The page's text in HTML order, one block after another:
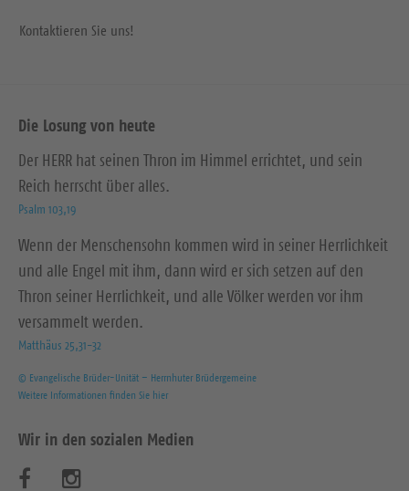
Kontaktieren Sie uns!
Die Losung von heute
Der HERR hat seinen Thron im Himmel errichtet, und sein
Reich herrscht über alles.
Psalm 103,19
Wenn der Menschensohn kommen wird in seiner Herrlichkeit
und alle Engel mit ihm, dann wird er sich setzen auf den
Thron seiner Herrlichkeit, und alle Völker werden vor ihm
versammelt werden.
Matthäus 25,31-32
© Evangelische Brüder-Unität – Herrnhuter Brüdergemeine
Weitere Informationen finden Sie hier
Wir in den sozialen Medien